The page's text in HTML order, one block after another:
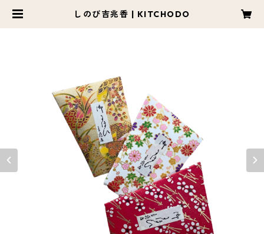
しのび吉兆香 | KITCHODO